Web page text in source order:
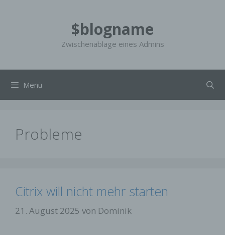
$blogname
Zwischenablage eines Admins
Menü
Probleme
Citrix will nicht mehr starten
21. August 2025 von Dominik